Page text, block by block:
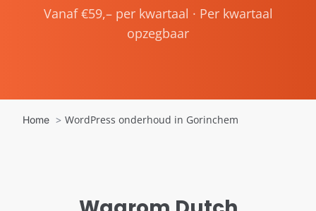
Vanaf €59,– per kwartaal · Per kwartaal
opzegbaar
Home WordPress onderhoud in Gorinchem